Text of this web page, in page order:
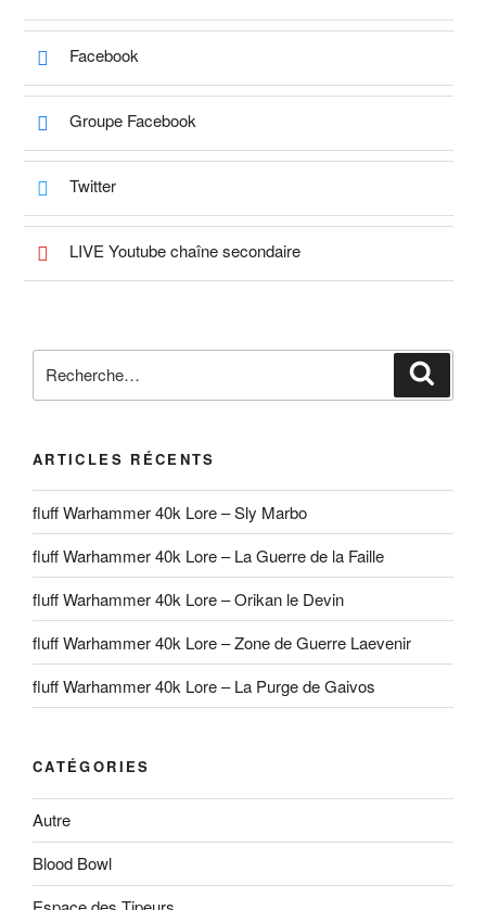
Facebook
Groupe Facebook
Twitter
LIVE Youtube chaîne secondaire
pour
ARTICLES RÉCENTS
fluff Warhammer 40k Lore – Sly Marbo
fluff Warhammer 40k Lore – La Guerre de la Faille
fluff Warhammer 40k Lore – Orikan le Devin
fluff Warhammer 40k Lore – Zone de Guerre Laevenir
fluff Warhammer 40k Lore – La Purge de Gaivos
CATÉGORIES
Autre
Blood Bowl